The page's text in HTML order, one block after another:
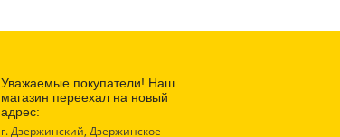
Уважаемые покупатели! Наш
магазин переехал на новый
адрес:
г. Дзержинский, Дзержинское